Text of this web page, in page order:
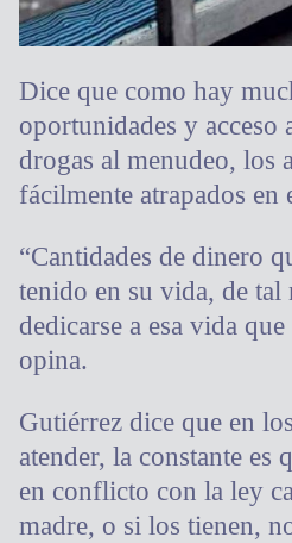
Dice que como hay
oportunidades y acceso
drogas al menudeo, los
fácilmente atrapados en
“Cantidades de dinero
tenido en su vida, de tal
dedicarse a esa vida
opina.
Gutiérrez dice que en
atender, la constante es
en conflicto con la ley
madre, o si los tienen,